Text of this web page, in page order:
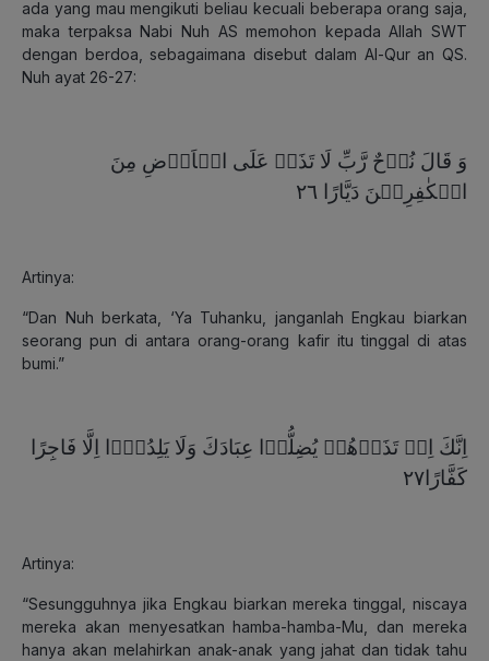
ada yang mau mengikuti beliau kecuali beberapa orang saja,
maka terpaksa Nabi Nuh AS memohon kepada Allah SWT
dengan berdoa, sebagaimana disebut dalam Al-Qur an QS.
Nuh ayat 26-27:
وَ قَالَ نُوۡحٌ رَّبِّ لَا تَذَرۡ عَلَى الۡاَرۡضِ مِنَ
الۡكٰفِرِيۡنَ دَيَّارًا‏ ٢٦
Artinya:
“Dan Nuh berkata, ‘Ya Tuhanku, janganlah Engkau biarkan
seorang pun di antara orang-orang kafir itu tinggal di atas
bumi.”
اِنَّكَ اِنۡ تَذَرۡهُمۡ يُضِلُّوۡا عِبَادَكَ وَلَا يَلِدُوۡۤا اِلَّا فَاجِرًا
كَفَّارًا٢٧
Artinya:
“Sesungguhnya jika Engkau biarkan mereka tinggal, niscaya
mereka akan menyesatkan hamba-hamba-Mu, dan mereka
hanya akan melahirkan anak-anak yang jahat dan tidak tahu